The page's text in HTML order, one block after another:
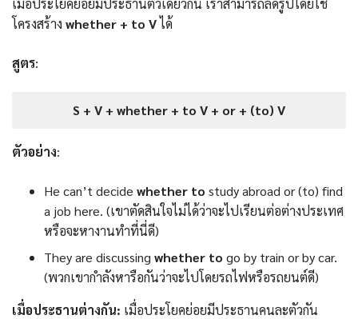
เมื่อประโยคย่อยมีประธานตัวเดียวกัน เราสามารถลดรูปโดยใช้
โครงสร้าง whether + to Vได้
สูตร:
S + V + whether + to V + or + (to) V
ตัวอย่าง:
He can’t decide whether to study abroad or (to) find
a job here. (เขาตัดสินใจไม่ได้ว่าจะไปเรียนต่อต่างประเทศ
หรือจะหางานทำที่นี่ดี)
They are discussing whether to go by train or by car.
(พวกเขากำลังหารือกันว่าจะไปโดยรถไฟหรือรถยนต์ดี)
เมื่อประธานต่างกัน: เมื่อประโยคย่อยมีประธานคนละตัวกัน